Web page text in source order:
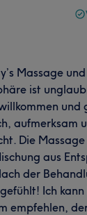
Massage
ist
und
aufmerksam
Die
aus
der
Ich kann
empfehlen,